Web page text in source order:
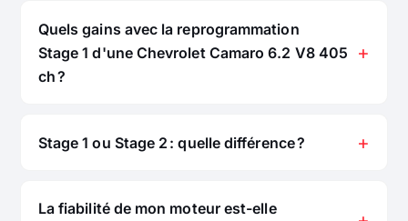
Quels gains avec la reprogrammation
Stage 1 d'une Chevrolet Camaro 6.2 V8 405
ch ?
Stage 1 ou Stage 2 : quelle différence ?
La fiabilité de mon moteur est-elle